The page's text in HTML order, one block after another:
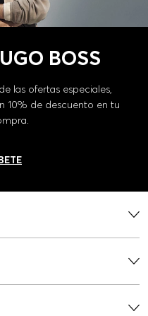
BOSS
las ofertas especiales,
10% de descuento en tu